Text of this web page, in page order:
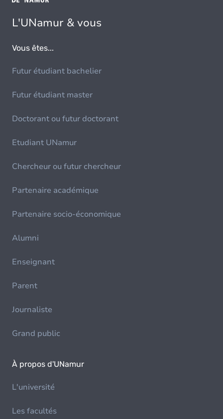
L'UNamur & vous
Vous êtes...
Futur étudiant bachelier
Futur étudiant master
Doctorant ou futur doctorant
Etudiant UNamur
Chercheur ou futur chercheur
Partenaire académique
Partenaire socio-économique
Alumni
Enseignant
Parent
Journaliste
Grand public
À propos d'UNamur
L'université
Les facultés